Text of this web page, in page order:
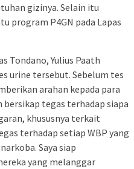
gizinya. Selain itu
program P4GN pada Lapas
Tondano, Yulius Paath
urine tersebut. Sebelum tes
arahan kepada para
bersikap tegas terhadap siapa
khususnya terkait
terhadap setiap WBP yang
Saya siap
yang melanggar